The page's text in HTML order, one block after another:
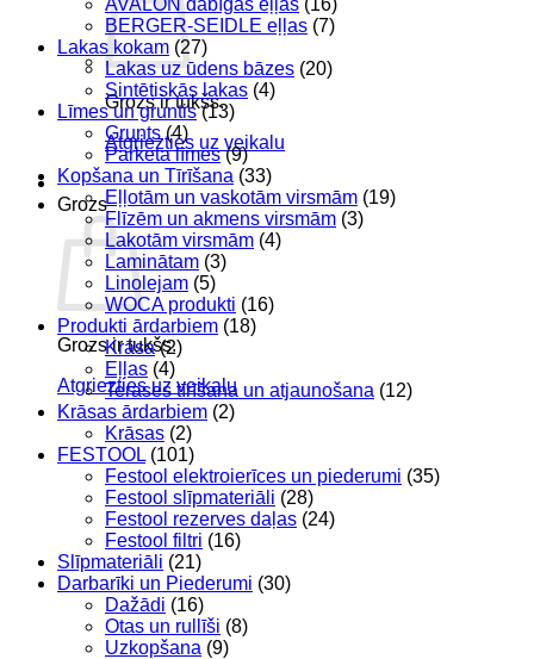
Grozs ir tukšs.
Atgriezties uz veikalu
Grozs
Grozs ir tukšs.
Atgriezties uz veikalu
BERGER-SEIDLE eļļas (7)
Lakas kokam (27)
Lakas uz ūdens bāzes (20)
Sintētiskās lakas (4)
Līmes un gruntis (13)
Grunts (4)
Parketa līmes (9)
Kopšana un Tīrīšana (33)
Eļļotām un vaskotām virsmām (19)
Flīzēm un akmens virsmām (3)
Lakotām virsmām (4)
Laminātam (3)
Linolejam (5)
WOCA produkti (16)
Produkti ārdarbiem (18)
Krāsa (2)
Eļļas (4)
Terases tīrīšana un atjaunošana (12)
Krāsas ārdarbiem (2)
Krāsas (2)
FESTOOL (101)
Festool elektroierīces un piederumi (35)
Festool slīpmateriāli (28)
Festool rezerves daļas (24)
Festool filtri (16)
Slīpmateriāli (21)
Darbarīki un Piederumi (30)
Dažādi (16)
Otas un rullīši (8)
Uzkopšana (9)